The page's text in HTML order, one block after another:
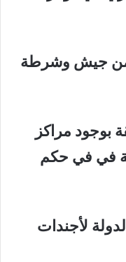
من جيش وشرطة
بوجود مراكز
في في حكم
لأجندات